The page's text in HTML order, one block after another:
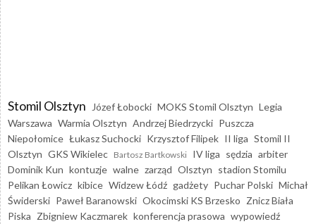
Stomil Olsztyn Józef Łobocki MOKS Stomil Olsztyn Legia
Warszawa Warmia Olsztyn Andrzej Biedrzycki Puszcza
Niepołomice Łukasz Suchocki Krzysztof Filipek II liga Stomil II
Olsztyn GKS Wikielec Bartosz Bartkowski IV liga sędzia arbiter
Dominik Kun kontuzje walne zarząd Olsztyn stadion Stomilu
Pelikan Łowicz kibice Widzew Łódź gadżety Puchar Polski Michał
Świderski Paweł Baranowski Okocimski KS Brzesko Znicz Biała
Piska Zbigniew Kaczmarek konferencja prasowa wypowiedź